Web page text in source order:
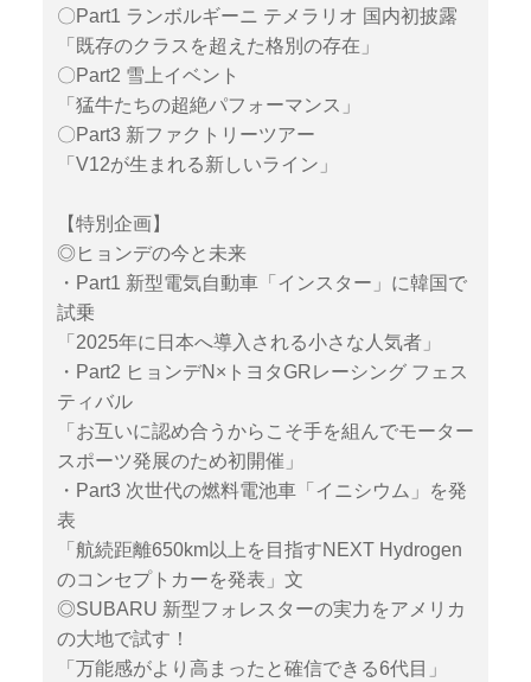
〇Part1 ランボルギーニ テメラリオ 国内初披露
「既存のクラスを超えた格別の存在」
〇Part2 雪上イベント
「猛牛たちの超絶パフォーマンス」
〇Part3 新ファクトリーツアー
「V12が生まれる新しいライン」
【特別企画】
◎ヒョンデの今と未来
・Part1 新型電気自動車「インスター」に韓国で
試乗
「2025年に日本へ導入される小さな人気者」
・Part2 ヒョンデN×トヨタGRレーシング フェス
ティバル
「お互いに認め合うからこそ手を組んでモーター
スポーツ発展のため初開催」
・Part3 次世代の燃料電池車「イニシウム」を発
表
「航続距離650km以上を目指すNEXT Hydrogen
のコンセプトカーを発表」文
◎SUBARU 新型フォレスターの実力をアメリカ
の大地で試す！
「万能感がより高まったと確信できる6代目」